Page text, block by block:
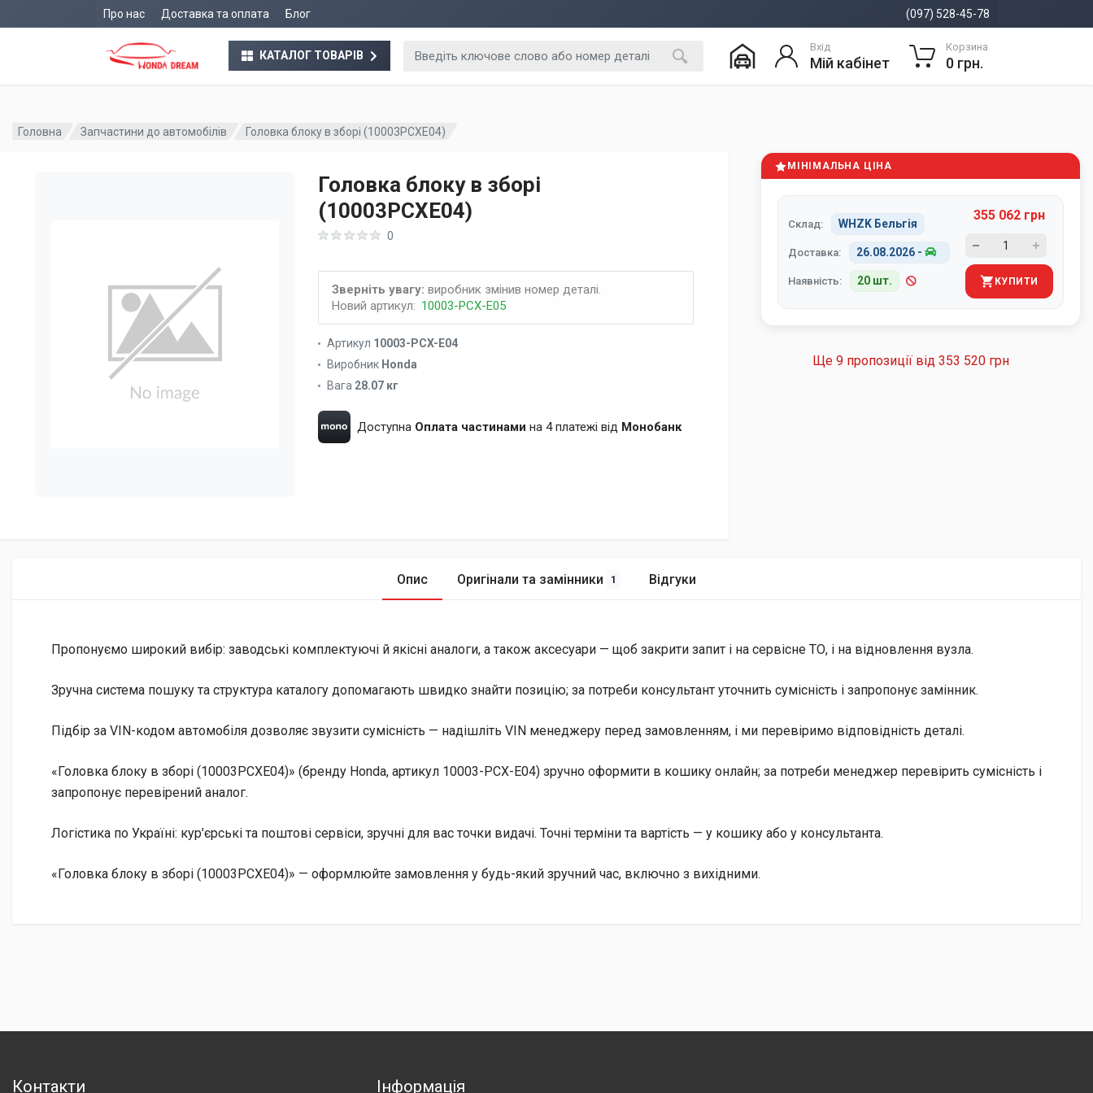
Про нас Доставка та оплата Блог (097) 528-45-78
КАТАЛОГ ТОВАРІВ
Вхід
Мій кабінет
Корзина
0 грн.
Головна Запчастини до автомобілів Головка блоку в зборі (10003PCXE04)
Головка блоку в зборі
(10003PCXE04)
0
Зверніть увагу: виробник змінив номер деталі.
Новий артикул: 10003-PCX-E05
Артикул 10003-PCX-E04
Виробник Honda
Вага 28.07 кг
Доступна Оплата частинами на 4 платежі від Монобанк
МІНІМАЛЬНА ЦІНА
Склад: WHZK Бельгія
Доставка: 26.08.2026 -
Наявність: 20 шт.
355 062 грн
КУПИТИ
Ще 9 пропозиції від 353 520 грн
Опис Оригінали та замінники 1 Відгуки
Пропонуємо широкий вибір: заводські комплектуючі й якісні аналоги, а також аксесуари — щоб закрити запит і на сервісне ТО, і на відновлення вузла.
Зручна система пошуку та структура каталогу допомагають швидко знайти позицію; за потреби консультант уточнить сумісність і запропонує замінник.
Підбір за VIN-кодом автомобіля дозволяє звузити сумісність — надішліть VIN менеджеру перед замовленням, і ми перевіримо відповідність деталі.
«Головка блоку в зборі (10003PCXE04)» (бренду Honda, артикул 10003-PCX-E04) зручно оформити в кошику онлайн; за потреби менеджер перевірить сумісність і
запропонує перевірений аналог.
Логістика по Україні: кур’єрські та поштові сервіси, зручні для вас точки видачі. Точні терміни та вартість — у кошику або у консультанта.
«Головка блоку в зборі (10003PCXE04)» — оформлюйте замовлення у будь-який зручний час, включно з вихідними.
Контакти Інформація